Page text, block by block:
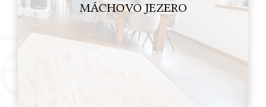
MÁCHOVO JEZERO